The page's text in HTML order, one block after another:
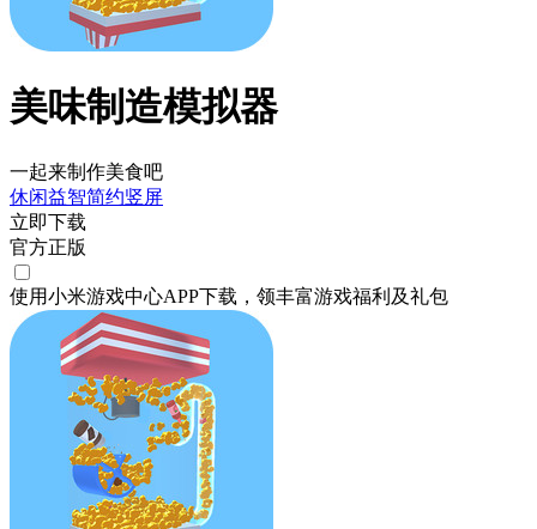
美味制造模拟器
一起来制作美食吧
休闲益智简约竖屏
立即下载
官方正版
使用小米游戏中心APP下载 ，领丰富游戏福利 及礼包